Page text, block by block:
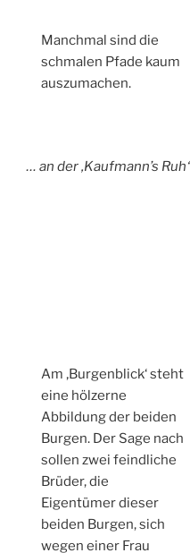
Manchmal sind die
schmalen Pfade kaum
auszumachen.
… an der ‚Kaufmann’s Ruh‘
Am ‚Burgenblick‘ steht
eine hölzerne
Abbildung der beiden
Burgen. Der Sage nach
sollen zwei feindliche
Brüder, die
Eigentümer dieser
beiden Burgen, sich
wegen einer Frau